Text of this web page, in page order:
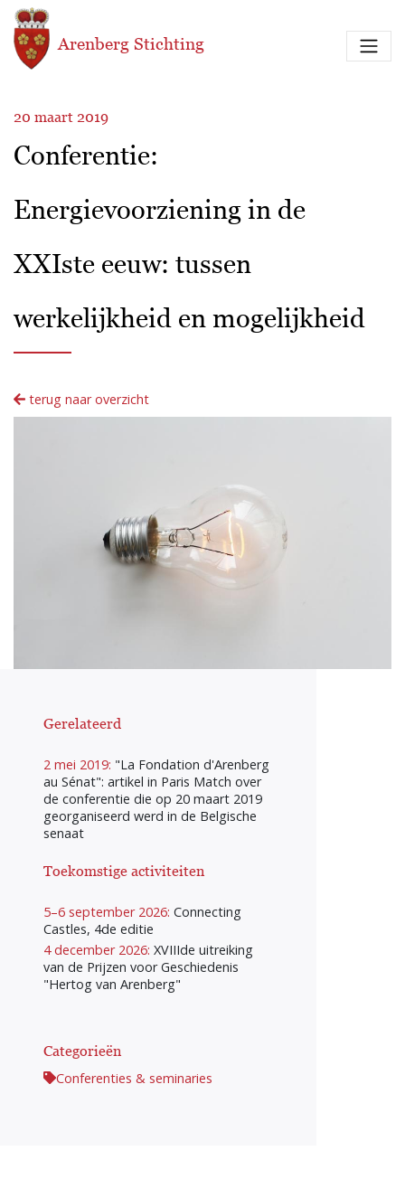
Overslaan en naar de inhoud gaan
Arenberg Stichting
20 maart 2019
Conferentie:
Energievoorziening in de
XXIste eeuw: tussen
werkelijkheid en mogelijkheid
terug naar overzicht
Gerelateerd
2 mei 2019: "La Fondation d'Arenberg
au Sénat": artikel in Paris Match over
de conferentie die op 20 maart 2019
georganiseerd werd in de Belgische
senaat
Toekomstige activiteiten
5–6 september 2026: Connecting
Castles, 4de editie
4 december 2026: XVIIIde uitreiking
van de Prijzen voor Geschiedenis
"Hertog van Arenberg"
Categorieën
Conferenties & seminaries